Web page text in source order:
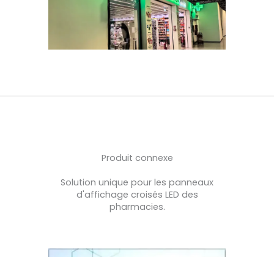
Produit connexe
Solution unique pour les panneaux
d'affichage croisés LED des
pharmacies.